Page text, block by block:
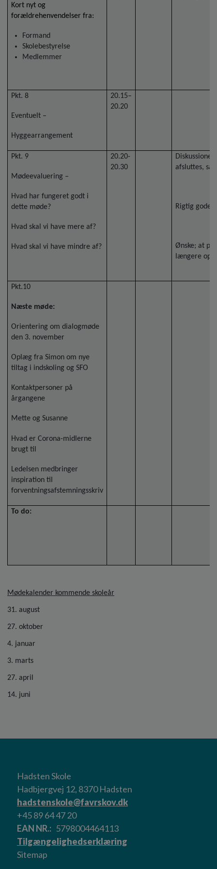
Kort nyt og
forældrehenvendelser fra:
Formand
Skolebestyrelse
Medlemmer
Pkt. 8
Eventuelt –
Hyggearrangement
20.15–
20.20
Pkt. 9
Mødeevaluering –
Hvad har fungeret godt i
dette møde?
Hvad skal vi have mere af?
Hvad skal vi have mindre af?
20.20-
20.30
afsluttes, så
Rigtig gode
Ønske; at
længere op i
Pkt.10
Næste møde:
Orientering om dialogmøde
den 3. november
Oplæg fra Simon om nye
tiltag i indskoling og SFO
Kontaktpersoner på
årgangene
Mette og Susanne
Hvad er Corona-midlerne
brugt til
Ledelsen medbringer
inspiration til
forventningsafstemningsskriv
To do:
Mødekalender kommende skoleår
31. august
27. oktober
4. januar
3. marts
27. april
14. juni
Hadsten Skole
Hadbjergvej 12, 8370 Hadsten
hadstenskole@favrskov.dk
+45 89 64 47 20
EAN NR.
5798004464113
Tilgængelighedserklæring
Sitemap